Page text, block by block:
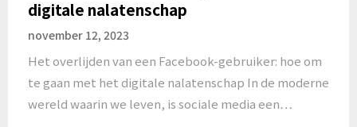
digitale nalatenschap
november 12, 2023
Het overlijden van een Facebook-gebruiker: hoe om
te gaan met het digitale nalatenschap In de moderne
wereld waarin we leven, is sociale media een…